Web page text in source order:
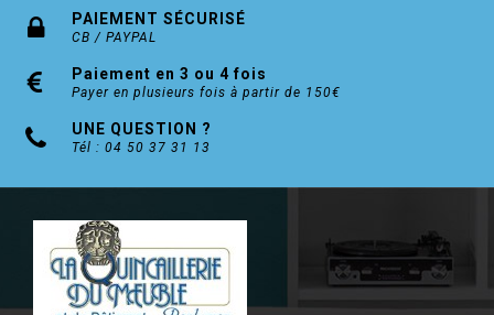
PAIEMENT SÉCURISÉ
CB / PAYPAL
Paiement en 3 ou 4 fois
Payer en plusieurs fois à partir de 150€
UNE QUESTION ?
Tél : 04 50 37 31 13